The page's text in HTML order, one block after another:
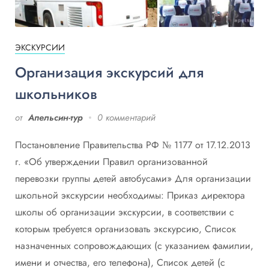
ЭКСКУРСИИ
Организация экскурсий для
школьников
от Апельсин-тур 0 комментарий
Постановление Правительства РФ № 1177 от 17.12.2013
г. «Об утверждении Правил организованной
перевозки группы детей автобусами» Для организации
школьной экскурсии необходимы: Приказ директора
школы об организации экскурсии, в соответствии с
которым требуется организовать экскурсию, Список
назначенных сопровождающих (с указанием фамилии,
имени и отчества, его телефона), Список детей (с